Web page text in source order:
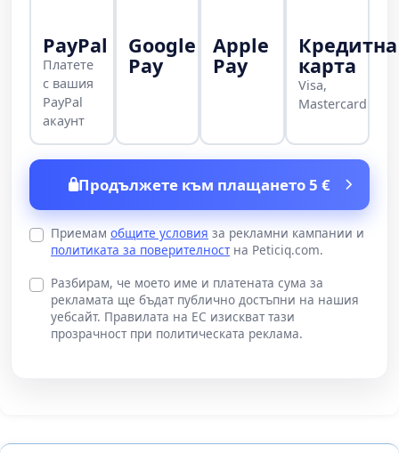
PayPal
Платете
с вашия
PayPal
акаунт
Google
Pay
Apple
Pay
Кредитна
карта
Visa,
Mastercard
Продължете към плащането 5 €
Приемам общите условия за рекламни кампании и
политиката за поверителностна Peticiq.com.
Разбирам, че моето име и платената сума за
рекламата ще бъдат публично достъпни на нашия
уебсайт. Правилата на ЕС изискват тази
прозрачност при политическата реклама.